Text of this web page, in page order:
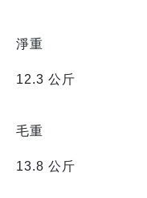
淨重
12.3 公斤
毛重
13.8 公斤